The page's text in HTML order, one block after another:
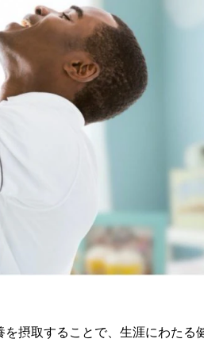
摂取することで、生涯にわたる